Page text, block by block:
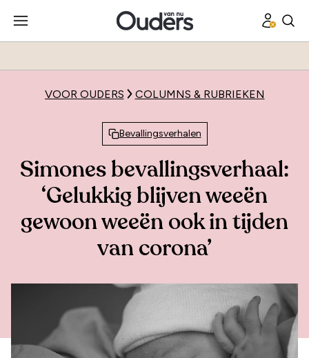
VOOR OUDERS COLUMNS & RUBRIEKEN
Bevallingsverhalen
Simones bevallingsverhaal:
‘Gelukkig blijven weeën
gewoon weeën ook in tijden
van corona’